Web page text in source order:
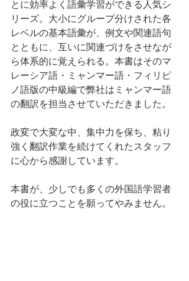
とに効率よく語彙学習ができる人気シ
リーズ。大小にグループ分けされた各
レベルの基本語彙が、例文や関連語句
とともに、互いに関連づけをさせなが
ら体系的に覚えられる。本書はそのマ
レーシア語・ミャンマー語・フィリピ
ノ語版の中級編で弊社はミャンマー語
の翻訳を担当させていただきました。
政変で大変な中、集中力を保ち、粘り
強く翻訳作業を続けてくれたスタッフ
に心から感謝しています。
本書が、少しでも多くの外国語学習者
の役に立つことを願ってやみません。